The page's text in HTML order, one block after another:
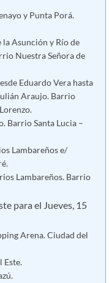
y Punta Porá.
la Asunción y Río de
Nuestra Señora de
Eduardo Vera hasta
Araujo. Barrio
Barrio Santa Lucia –
Lambareños e/
Lambareños. Barrio
para el Jueves, 15
Arena. Ciudad del
Este.